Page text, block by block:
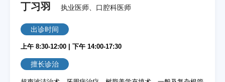
丁习羽 执业医师、口腔科医师
出诊时间
上午 8:30-12:00 | 下午 14:00-17:30
擅长诊治